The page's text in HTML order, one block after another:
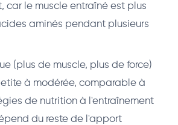
car le muscle entraîné est plus
aminés pendant plusieurs
(plus de muscle, plus de force)
à modérée, comparable à
de nutrition à l'entraînement
du reste de l'apport